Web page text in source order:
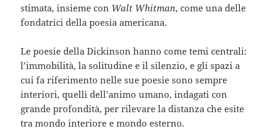
stimata, insieme con Walt Whitman, come una delle
fondatrici della poesia americana.
Le poesie della Dickinson hanno come temi centrali:
l’immobilità, la solitudine e il silenzio, e gli spazi a
cui fa riferimento nelle sue poesie sono sempre
interiori, quelli dell’animo umano, indagati con
grande profondità, per rilevare la distanza che esite
tra mondo interiore e mondo esterno.